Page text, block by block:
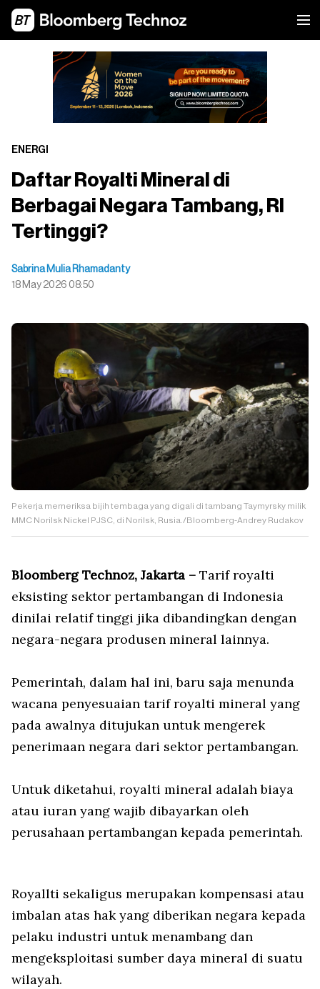
ENERGI
Daftar Royalti Mineral di
Berbagai Negara Tambang, RI
Tertinggi?
Sabrina Mulia Rhamadanty
18 May 2026 08:50
Pekerja memeriksa bijih tembaga yang digali di tambang Taymyrsky milik
MMC Norilsk Nickel PJSC, di Norilsk, Rusia./Bloomberg-Andrey Rudakov
Bloomberg Technoz, Jakarta – Tarif royalti
eksisting sektor pertambangan di Indonesia
dinilai relatif tinggi jika dibandingkan dengan
negara-negara produsen mineral lainnya.
Pemerintah, dalam hal ini, baru saja menunda
wacana penyesuaian tarif royalti mineral yang
pada awalnya ditujukan untuk mengerek
penerimaan negara dari sektor pertambangan.
Untuk diketahui, royalti mineral adalah biaya
atau iuran yang wajib dibayarkan oleh
perusahaan pertambangan kepada pemerintah.
Royallti sekaligus merupakan kompensasi atau
imbalan atas hak yang diberikan negara kepada
pelaku industri untuk menambang dan
mengeksploitasi sumber daya mineral di suatu
wilayah.